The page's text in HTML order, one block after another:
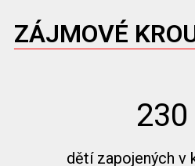
ZÁJMOVÉ
230
dětí zapojených v